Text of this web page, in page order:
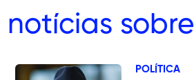
notícias sobre
POLÍTICA